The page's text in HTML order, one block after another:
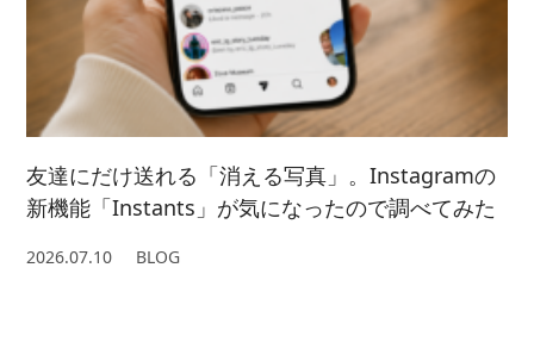
友達にだけ送れる「消える写真」。Instagramの
新機能「Instants」が気になったので調べてみた
2026.07.10 BLOG